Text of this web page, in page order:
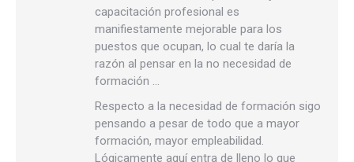
capacitación profesional es
manifiestamente mejorable para los
puestos que ocupan, lo cual te daría la
razón al pensar en la no necesidad de
formación …
Respecto a la necesidad de formación sigo
pensando a pesar de todo que a mayor
formación, mayor empleabilidad.
Lógicamente aquí entra de lleno lo que